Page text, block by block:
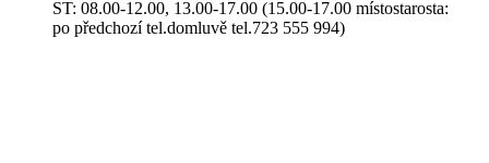
ST: 08.00-12.00, 13.00-17.00 (15.00-17.00 místostarosta:
po předchozí tel.domluvě tel.723 555 994)